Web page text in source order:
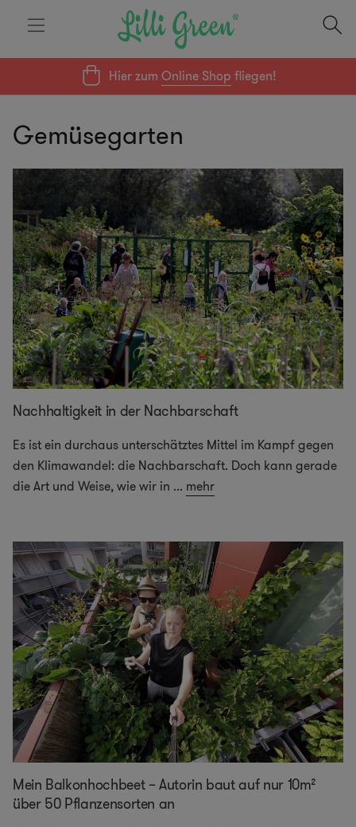
Hier zumOnline Shop fliegen!
Gemüsegarten
Nachhaltigkeit in der Nachbarschaft
Es ist ein durchaus unterschätztes Mittel im Kampf gegen
den Klimawandel: die Nachbarschaft. Doch kann gerade
die Art und Weise, wie wir in ... mehr
Mein Balkonhochbeet – Autorin baut auf nur 10m²
über 50 Pflanzensorten an